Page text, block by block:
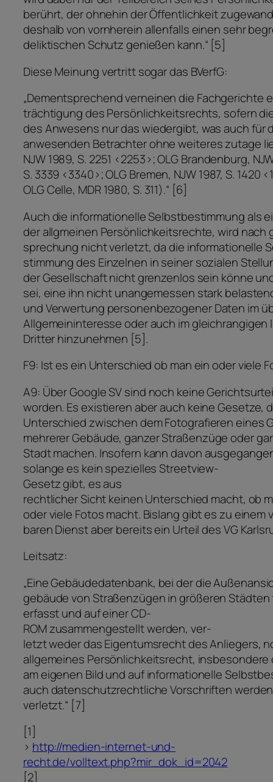
berührt, der ohnehin der Öffentlichkeit
deshalb von vornherein allenfalls einen sehr
deliktischen Schutz genießen kann.“ [5]
Diese Meinung vertritt sogar das BVerfG:
„Dementsprechend verneinen die Fachgerichte
trächtigung des Persönlichkeitsrechts, sofern
des Anwesens nur das wiedergibt, was auch für
anwesenden Betrachter ohne weiteres zutage
NJW 1989, S. 2251 <2253>; OLG Brandenburg,
S. 3339 <3340>; OLG Bremen, NJW 1987, S. 1420
OLG Celle, MDR 1980, S. 311).“ [6]
Auch die informationelle Selbstbestimmung als
der allgmeinen Persönlichkeitsrechte, wird nach
sprechung nicht verletzt, da die informationelle
stimmung des Einzelnen in seiner sozialen
der Gesellschaft nicht grenzenlos sein könne
sei, eine ihn nicht unangemessen stark
und Verwertung personenbezogener Daten im
Allgemeininteresse oder auch im gleichrangigen
Dritter hinzunehmen [5].
F9: Ist es ein Unterschied ob man ein oder viele
A9: Über Google SV sind noch keine
worden. Es existieren aber auch keine Gesetze,
Unterschied zwischen dem Fotografieren eines
mehrerer Gebäude, ganzer Straßenzüge oder
Stadt machen. Insofern kann davon
solange es kein spezielles Streetview-
Gesetz gibt, es aus
rechtlicher Sicht keinen Unterschied macht, ob
oder viele Fotos macht. Bislang gibt es zu einem
baren Dienst aber bereits ein Urteil des VG
Leitsatz:
„Eine Gebäudedatenbank, bei der die
gebäude von Straßenzügen in größeren
erfasst und auf einer CD-
ROM zusammengestellt werden, ver-
letzt weder das Eigentumsrecht des Anliegers,
allgemeines Persönlichkeitsrecht, insbesondere
am eigenen Bild und auf informationelle
auch datenschutzrechtliche Vorschriften
verletzt.“ [7]
[1]
> http://medien-internet-und-
recht.de/volltext.php?mir_dok_id=2042
[2]